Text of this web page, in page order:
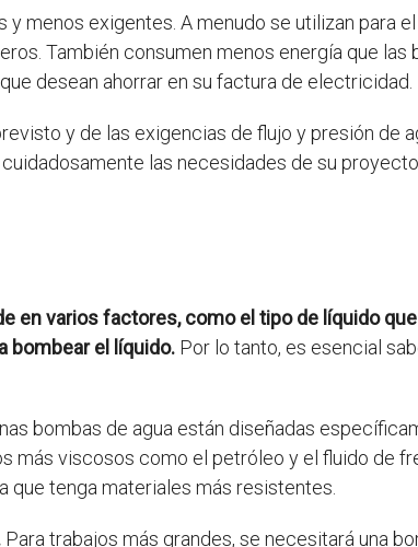
menos exigentes. A menudo se utilizan para el
También consumen menos energía que las
desean ahorrar en su factura de electricidad.
y de las exigencias de flujo y presión de
las necesidades de su
en varios factores, como el tipo de líquido
bombear el líquido. Por lo tanto, es esencial
bombas de agua están diseñadas
más viscosos como el petróleo y el fluido de
que tenga materiales más resistentes.
Para trabajos más grandes, se necesitará una